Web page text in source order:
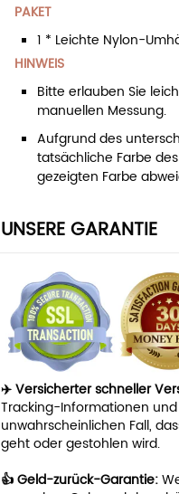
PAKET
1 * Leichte Nylon-
HINWEIS
Bitte erlauben Sie
manuellen Messung.
Aufgrund des
tatsächliche Farbe
gezeigten Farbe
UNSERE GARANTIE
✈️ Versicherter schneller
Tracking-Informationen
unwahrscheinlichen Fall,
geht oder gestohlen wird.
👍 Geld-zurück-Garantie: